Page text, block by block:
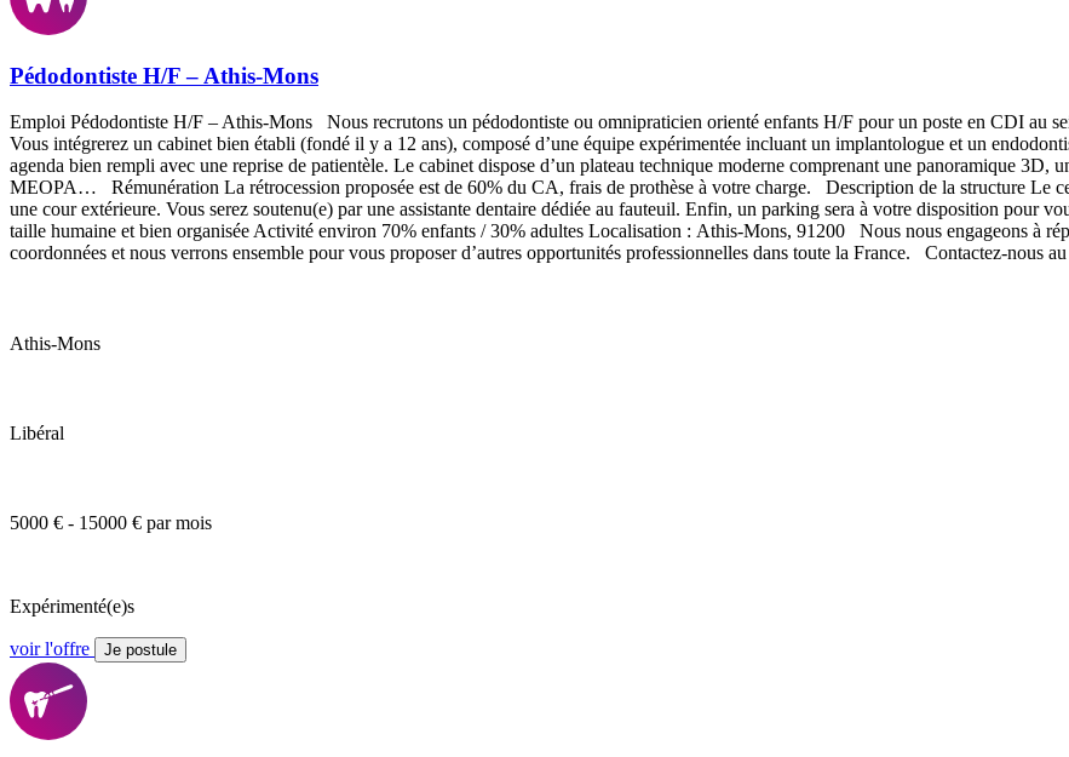
Pédodontiste H/F – Athis-Mons
Emploi Pédodontiste H/F – Athis-Mons Nous recrutons un pédodontiste ou omnipraticien orienté enfants H/F pour un poste en CDI au
Vous intégrerez un cabinet bien établi (fondé il y a 12 ans), composé d’une équipe expérimentée incluant un implantologue et un
agenda bien rempli avec une reprise de patientèle. Le cabinet dispose d’un plateau technique moderne comprenant une panoramique 3D,
MEOPA… Rémunération La rétrocession proposée est de 60% du CA, frais de prothèse à votre charge. Description de la structure Le
une cour extérieure. Vous serez soutenu(e) par une assistante dentaire dédiée au fauteuil. Enfin, un parking sera à votre disposition pour
taille humaine et bien organisée Activité environ 70% enfants / 30% adultes Localisation : Athis-Mons, 91200 Nous nous engageons à
coordonnées et nous verrons ensemble pour vous proposer d’autres opportunités professionnelles dans toute la France. Contactez-nous
Athis-Mons
Libéral
5000 € - 15000 € par mois
Expérimenté(e)s
voir l'offre Je postule